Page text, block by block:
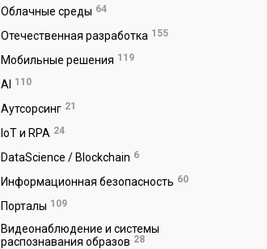
Облачные среды 64
Отечественная разработка 155
Мобильные решения 119
AI 110
Аутсорсинг 21
IoT и RPA 24
DataScience / Blockchain 6
Информационная безопасность 60
Порталы 109
Видеонаблюдение и системы
распознавания образов 28